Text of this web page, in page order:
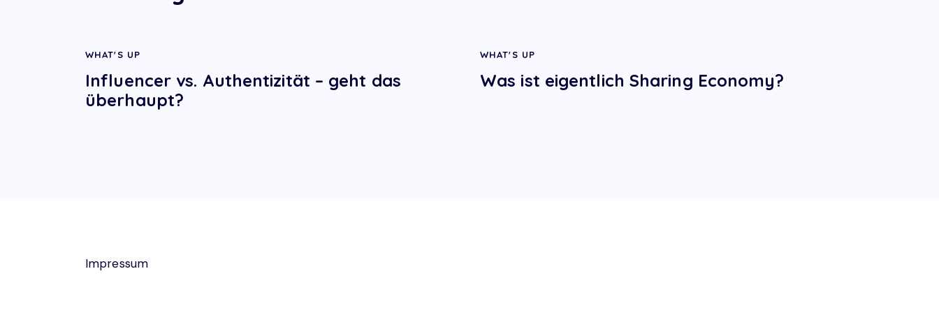
WHAT'S UP
Influencer vs. Authentizität – geht das
überhaupt?
WHAT'S UP
Was ist eigentlich Sharing Economy?
Impressum